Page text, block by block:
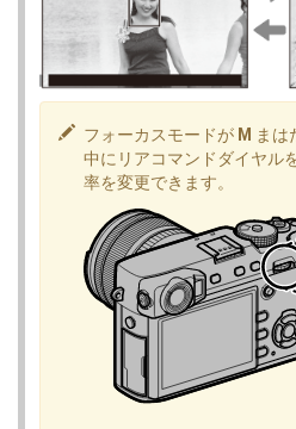
フォーカスモードが M まは
中にリアコマンドダイヤル
率を変更できます。